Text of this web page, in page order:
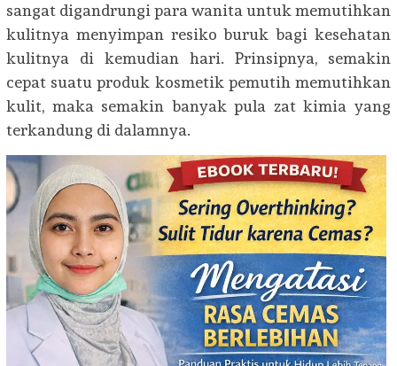
sangat digandrungi para wanita untuk memutihkan
kulitnya menyimpan resiko buruk bagi kesehatan
kulitnya di kemudian hari. Prinsipnya, semakin
cepat suatu produk kosmetik pemutih memutihkan
kulit, maka semakin banyak pula zat kimia yang
terkandung di dalamnya.